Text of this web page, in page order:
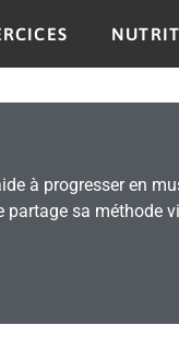
à progresser en
sa méthode